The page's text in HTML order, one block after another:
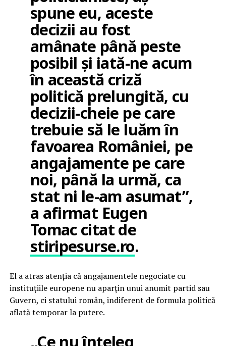
spune eu, aceste
decizii au fost
amânate până peste
posibil și iată-ne acum
în această criză
politică prelungită, cu
decizii-cheie pe care
trebuie să le luăm în
favoarea României, pe
angajamente pe care
noi, până la urmă, ca
stat ni le-am asumat”,
a afirmat Eugen
Tomac citat de
stiripesurse.ro.
El a atras atenția că angajamentele negociate cu
instituțiile europene nu aparțin unui anumit partid sau
Guvern, ci statului român, indiferent de formula politică
aflată temporar la putere.